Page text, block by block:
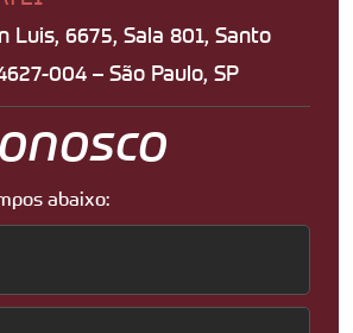
Luis, 6675, Sala 801, Santo
004 – São Paulo, SP
abaixo: